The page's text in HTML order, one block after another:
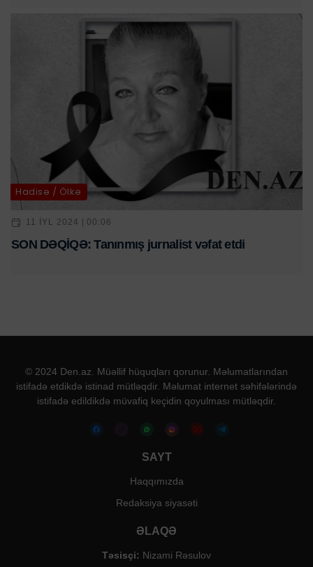
Hadisə / Ölkə
11 IYL 2024 | 00:06
SON DƏQİQƏ: Tanınmış jurnalist vəfat etdi
© 2024 Den.az. Müəllif hüquqları qorunur. Məlumatlarından
istifadə etdikdə istinad mütləqdir. Məlumat internet səhifələrində
istifadə edildikdə müvafiq keçidin qoyulması mütləqdir.
SAYT
Haqqımızda
Redaksiya siyasəti
ƏLAQƏ
Təsisçi: Nizami Rəsulov